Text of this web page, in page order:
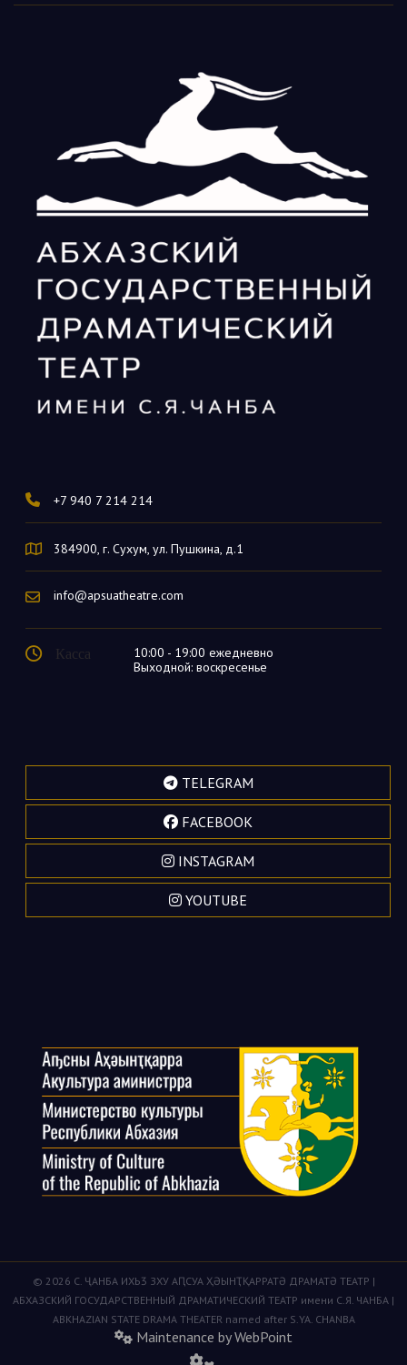
+7 940 7 214 214
384900, г. Сухум, ул. Пушкина, д.1
info@apsuatheatre.com
Касса
10:00 - 19:00 ежедневно
Выходной: воскресенье
TELEGRAM
FACEBOOK
INSTAGRAM
YOUTUBE
© 2026 С. ҶАНБА ИХЬӠ ЗХУ АԤСУА ҲӘЫНҬҚАРРАТӘ ДРАМАТӘ ТЕАТР |
АБХАЗСКИЙ ГОСУДАРСТВЕННЫЙ ДРАМАТИЧЕСКИЙ ТЕАТР имени С.Я. ЧАНБА |
ABKHAZIAN STATE DRAMA THEATER named after S.YA. CHANBA
Maintenance by WebPoint